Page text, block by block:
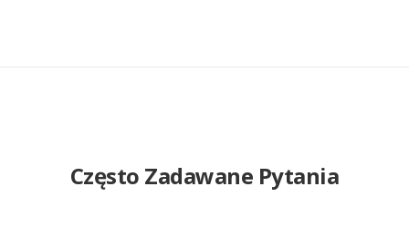
Często Zadawane Pytania